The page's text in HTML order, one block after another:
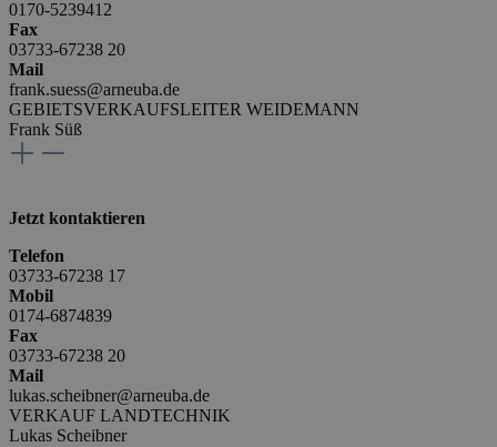
0170-5239412
Fax
03733-67238 20
Mail
frank.suess@arneuba.de
GEBIETSVERKAUFSLEITER WEIDEMANN
Frank Süß
Jetzt kontaktieren
Telefon
03733-67238 17
Mobil
0174-6874839
Fax
03733-67238 20
Mail
lukas.scheibner@arneuba.de
VERKAUF LANDTECHNIK
Lukas Scheibner